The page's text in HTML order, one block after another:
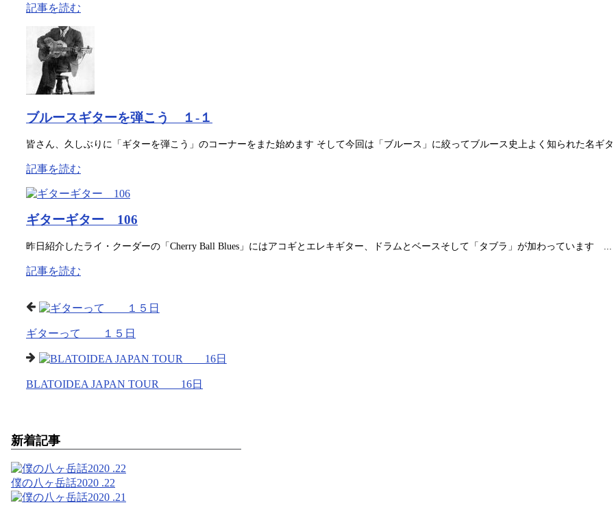
記事を読む
ブルースギターを弾こう １-１
皆さん、久しぶりに「ギターを弾こう」のコーナーをまた始めます そして今回は「ブルース」に絞ってブルース史上よく知られた名ギタ
記事を読む
ギターギター 106
昨日紹介したライ・クーダーの「Cherry Ball Blues」にはアコギとエレキギター、ドラムとベースそして「タブラ」が加わっています ...
記事を読む
ギターって １５日
BLATOIDEA JAPAN TOUR 16日
新着記事
僕の八ヶ岳話2020 .22